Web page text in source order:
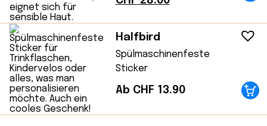
war:
CHF 48.00
Halfbird
Spülmaschinenfeste
Sticker
Ab CHF 13.90